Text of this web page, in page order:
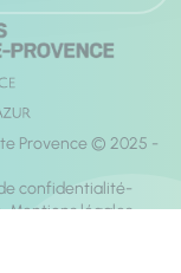
Provence © 2025 -
confidentialité
Mentions légales